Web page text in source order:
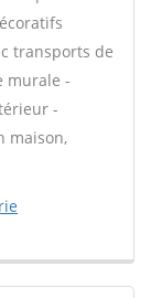
transports de
murale -
-
maison,